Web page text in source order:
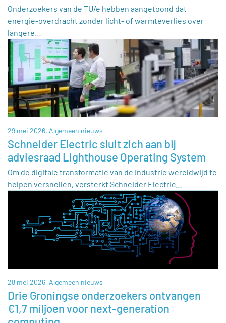
Onderzoekers van de TU/e hebben aangetoond dat
energie-overdracht zonder licht- of warmteverlies over
langere…
29 mei 2026, Algemeen nieuws
Schneider Electric sluit zich aan bij
adviesraad Lighthouse Operating System
Om de digitale transformatie van de industrie wereldwijd te
helpen versnellen, versterkt Schneider Electric…
28 mei 2026, Algemeen nieuws
Drie Groningse onderzoekers ontvangen
€1,7 miljoen voor next-generation